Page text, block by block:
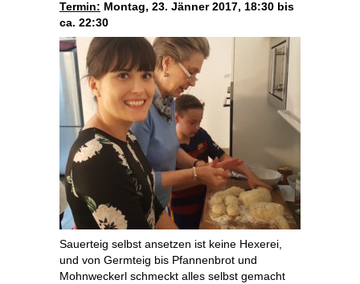
Termin: Montag, 23. Jänner 2017, 18:30 bis
ca. 22:30
Sauerteig selbst ansetzen ist keine Hexerei,
und von Germteig bis Pfannenbrot und
Mohnweckerl schmeckt alles selbst gemacht